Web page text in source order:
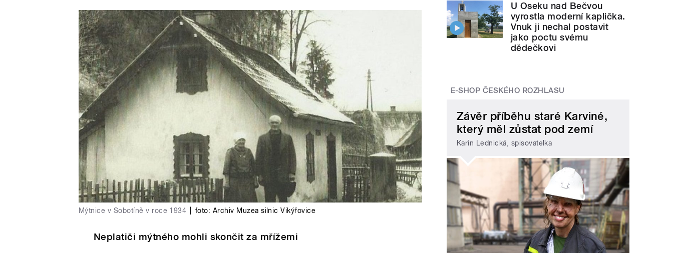
Mýtnice v Sobotíně v roce 1934 foto: Archiv Muzea silnic Vikýřovice
Neplatiči mýtného mohli skončit za mřížemi
U Oseku nad Bečvou
vyrostla moderní kaplička.
Vnuk ji nechal postavit
jako poctu svému
dědečkovi
E-SHOP ČESKÉHO ROZHLASU
Závěr příběhu staré Karviné,
který měl zůstat pod zemí
Karin Lednická, spisovatelka